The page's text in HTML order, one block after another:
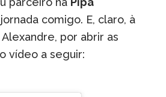
comigo. E, claro, à
por abrir as
vídeo a seguir: